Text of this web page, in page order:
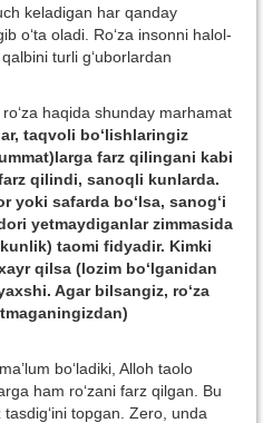
keladigan har qanday
o‘ta oladi. Ro‘za insonni halol-
turli g‘uborlardan
haqida shunday marhamat
taqvoli bo‘lishlaringiz
farz qilingani kabi
qilindi, sanoqli kunlarda.
yoki safarda bo‘lsa, sanog‘i
yetmaydiganlar zimmasida
taomi fidyadir. Kimki
qilsa (lozim bo‘lganidan
Agar bilsangiz, ro‘za
bo‘ladiki, Alloh taolo
ham ro‘zani farz qilgan. Bu
topgan. Zero, unda